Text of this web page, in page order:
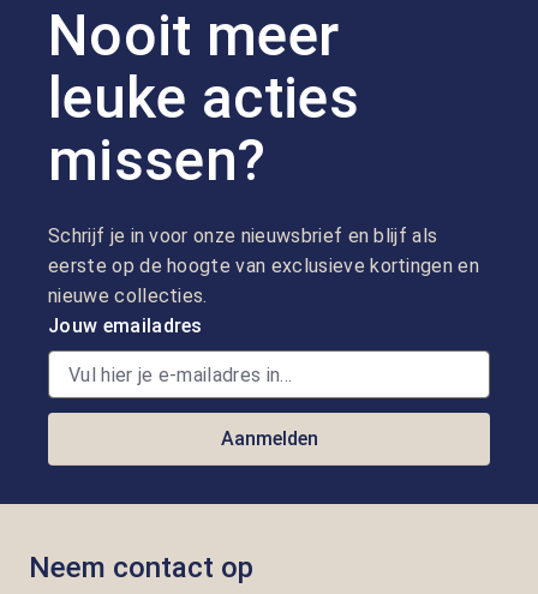
Nooit meer
leuke acties
missen?
Schrijf je in voor onze nieuwsbrief en blijf als
eerste op de hoogte van exclusieve kortingen en
nieuwe collecties.
Jouw emailadres
Aanmelden
Neem contact op